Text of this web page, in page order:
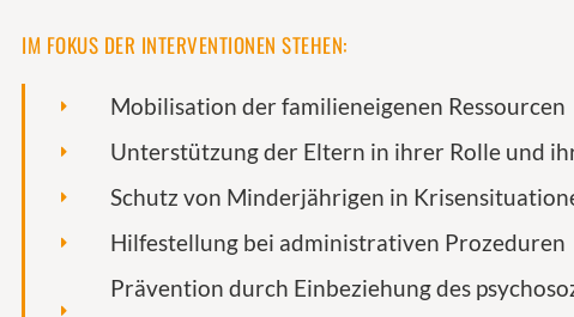
IM FOKUS DER INTERVENTIONEN STEHEN:
Mobilisation der familieneigenen Ressourcen
Unterstützung der Eltern in ihrer Rolle und
Schutz von Minderjährigen in
Hilfestellung bei administrativen Prozeduren
Prävention durch Einbeziehung des